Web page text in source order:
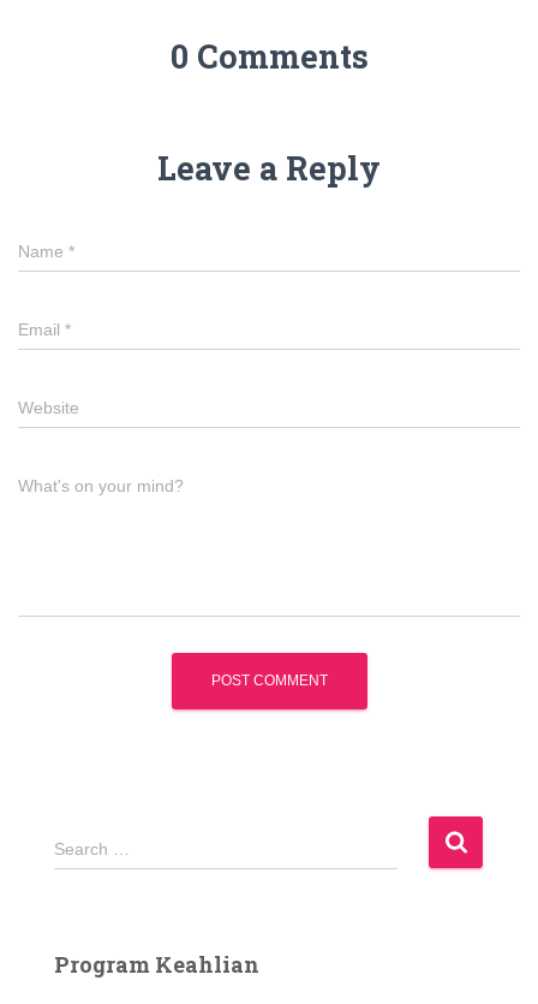
0 Comments
Leave a Reply
Name *
Email *
Website
What's on your mind?
S
e
h
Search …
Program Keahlian